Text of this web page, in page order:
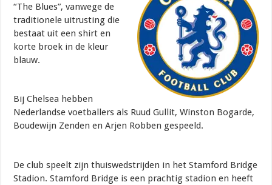
“The Blues”, vanwege de
traditionele uitrusting die
bestaat uit een shirt en
korte broek in de kleur
blauw.
Bij Chelsea hebben
Nederlandse voetballers als Ruud Gullit, Winston Bogarde,
Boudewijn Zenden en Arjen Robben gespeeld.
De club speelt zijn thuiswedstrijden in het Stamford Bridge
Stadion. Stamford Bridge is een prachtig stadion en heeft